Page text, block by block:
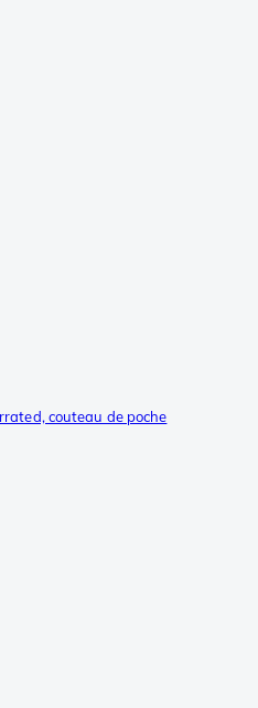
couteau de poche